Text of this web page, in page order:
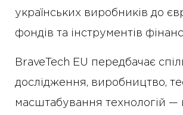
українських виробників до
фондів та інструментів
BraveTech EU передбачає
дослідження, виробництво,
масштабування технологій —